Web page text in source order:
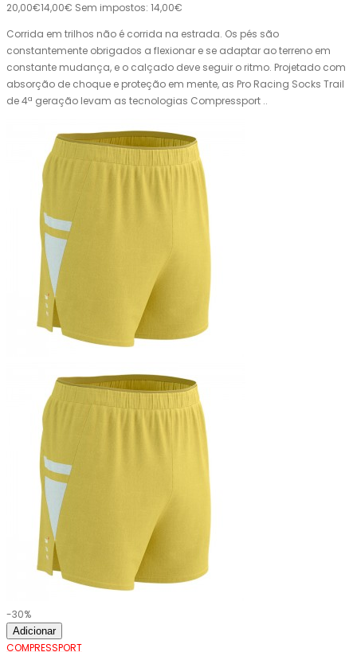
20,00€14,00€ Sem impostos: 14,00€
Corrida em trilhos não é corrida na estrada. Os pés são
constantemente obrigados a flexionar e se adaptar ao terreno em
constante mudança, e o calçado deve seguir o ritmo. Projetado com
absorção de choque e proteção em mente, as Pro Racing Socks Trail
de 4ª geração levam as tecnologias Compressport ..
-30%
Adicionar
COMPRESSPORT